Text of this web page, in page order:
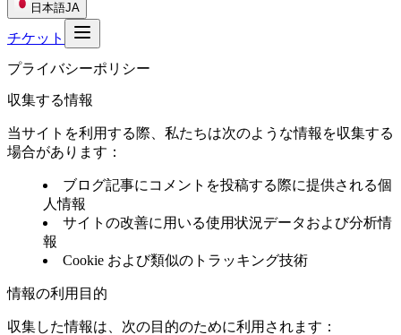
日本語JA
チケット
プライバシーポリシー
収集する情報
当サイトを利用する際、私たちは次のような情報を収集する
場合があります：
ブログ記事にコメントを投稿する際に提供される個
人情報
サイトの改善に用いる使用状況データおよび分析情
報
Cookie および類似のトラッキング技術
情報の利用目的
収集した情報は、次の目的のために利用されます：